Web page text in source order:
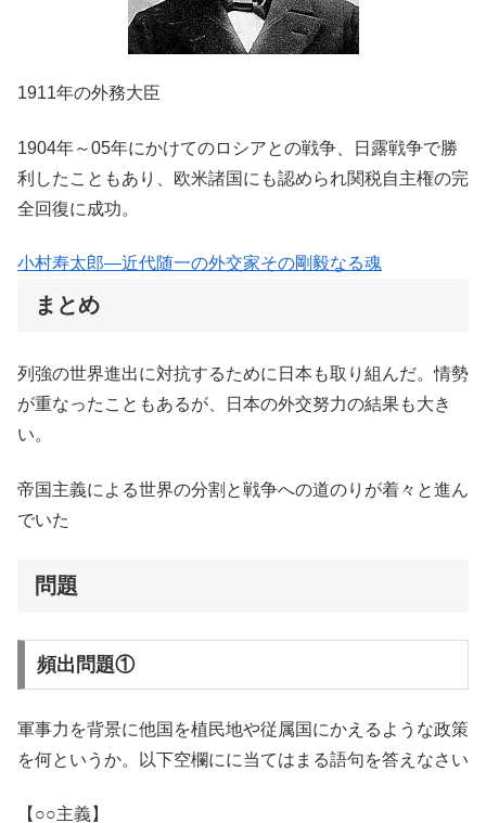
1911年の外務大臣
1904年～05年にかけてのロシアとの戦争、日露戦争で勝
利したこともあり、欧米諸国にも認められ関税自主権の完
全回復に成功。
小村寿太郎―近代随一の外交家その剛毅なる魂
まとめ
列強の世界進出に対抗するために日本も取り組んだ。情勢
が重なったこともあるが、日本の外交努力の結果も大き
い。
帝国主義による世界の分割と戦争への道のりが着々と進ん
でいた
問題
頻出問題①
軍事力を背景に他国を植民地や従属国にかえるような政策
を何というか。以下空欄にに当てはまる語句を答えなさい
【○○主義】